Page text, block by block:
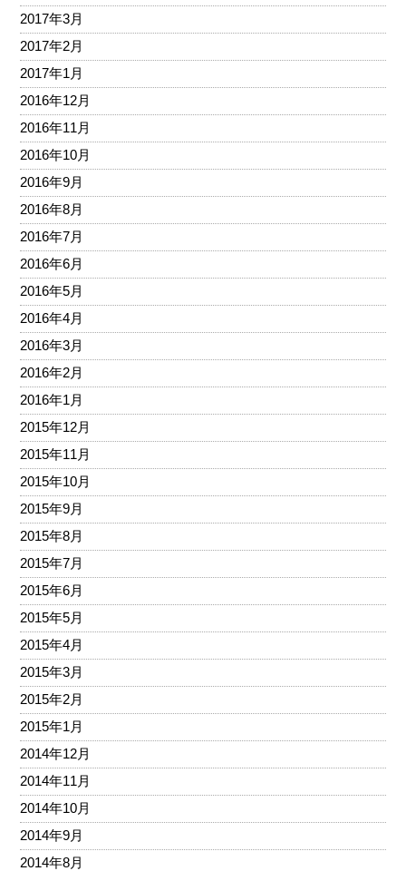
2017年3月
2017年2月
2017年1月
2016年12月
2016年11月
2016年10月
2016年9月
2016年8月
2016年7月
2016年6月
2016年5月
2016年4月
2016年3月
2016年2月
2016年1月
2015年12月
2015年11月
2015年10月
2015年9月
2015年8月
2015年7月
2015年6月
2015年5月
2015年4月
2015年3月
2015年2月
2015年1月
2014年12月
2014年11月
2014年10月
2014年9月
2014年8月